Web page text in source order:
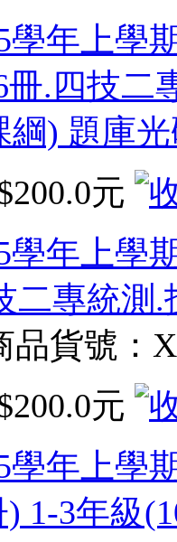
學年上學
.四技二
綱) 題庫
元
學年上學
二專統測
品貨號：
元
學年上學
) 1-3年級